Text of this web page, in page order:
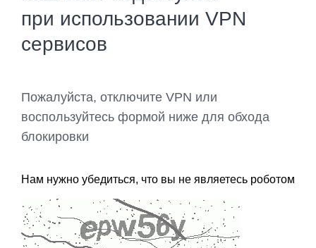
при использовании VPN
сервисов
Пожалуйста, отключите VPN или
воспользуйтесь формой ниже для обхода
блокировки
Нам нужно убедиться, что вы не являетесь роботом